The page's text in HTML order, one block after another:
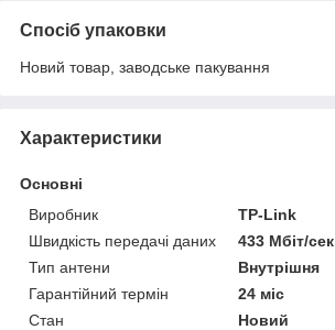
Спосіб упаковки
Новий товар, заводське пакування
Характеристики
Основні
Виробник
TP-Link
Швидкість передачі даних
433 Мбіт/сек
Тип антени
Внутрішня
Гарантійний термін
24 міс
Стан
Новий